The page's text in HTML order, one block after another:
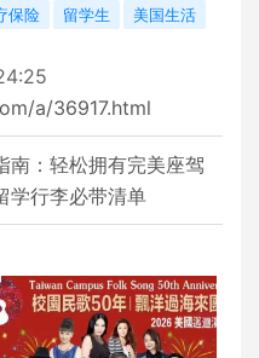
保险 留学生 美国生活
a/36917.html
南：轻松拥有完美座驾
学行李必带清单